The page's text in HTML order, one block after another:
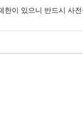
한이 있으니 반드시 사